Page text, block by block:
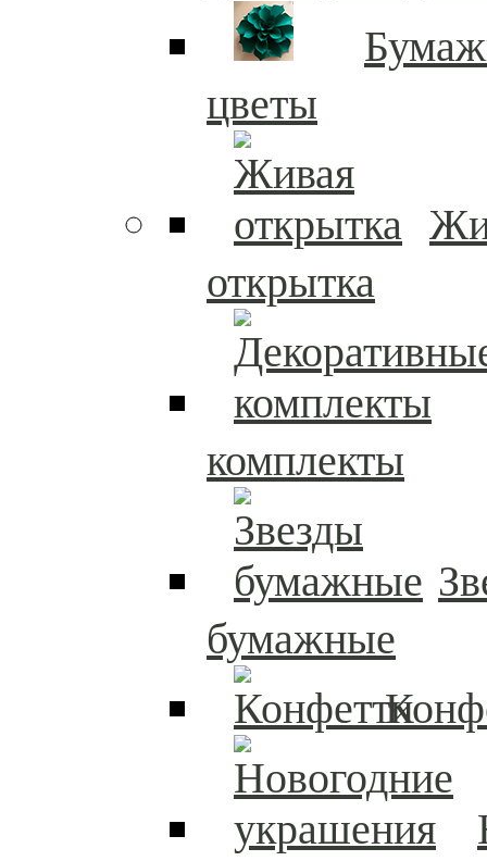
цветы
открытка
комплекты
бумажные